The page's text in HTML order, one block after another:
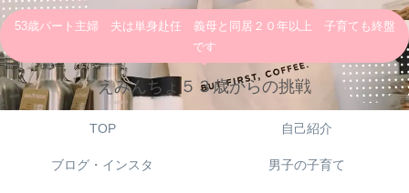
53歳パート主婦 夫は単身赴任 義母と同居２０年以上 子育ても終盤
です
えみんちょ５３歳からの挑戦
TOP 自己紹介
ブログ・インスタ 男子の子育て